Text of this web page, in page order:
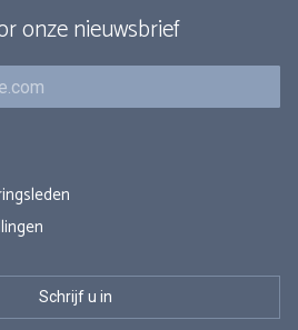
onze nieuwsbrief